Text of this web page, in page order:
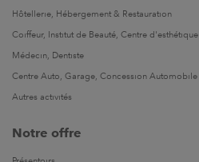
Hôtellerie, Hébergement & Restauration
Coiffeur, Institut de Beauté, Centre d'esthétique
Médecin, Dentiste
Centre Auto, Garage, Concession Automobile
Autres activités
Notre offre